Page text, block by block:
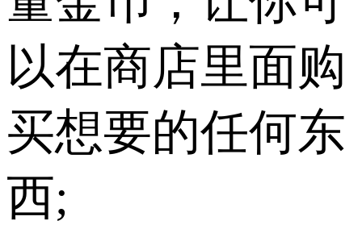
以在商店里面购
买想要的任何东
西;